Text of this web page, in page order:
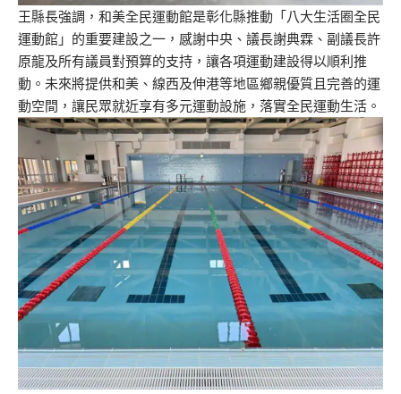
王縣長強調，和美全民運動館是彰化縣推動「八大生活圈全民
運動館」的重要建設之一，感謝中央、議長謝典霖、副議長許
原龍及所有議員對預算的支持，讓各項運動建設得以順利推
動。未來將提供和美、線西及伸港等地區鄉親優質且完善的運
動空間，讓民眾就近享有多元運動設施，落實全民運動生活。